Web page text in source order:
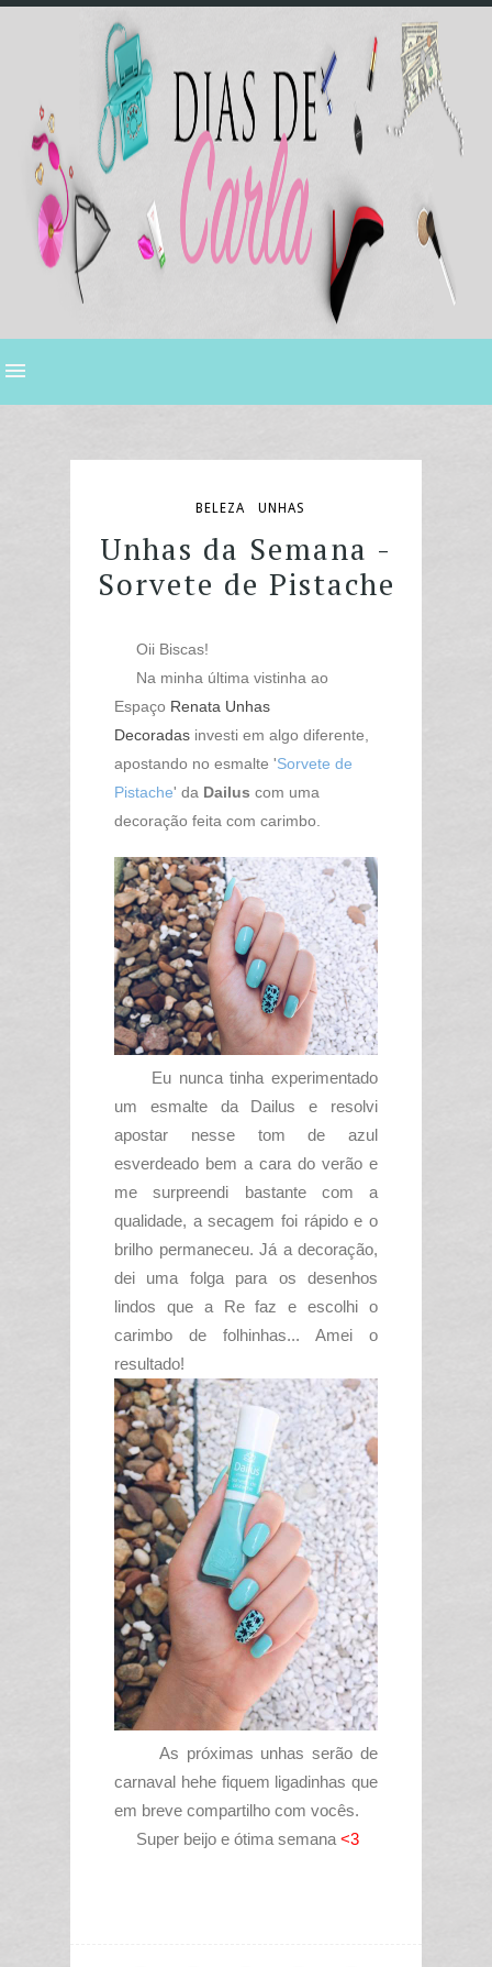
BELEZA UNHAS
Unhas da Semana -
Sorvete de Pistache
Oii Biscas!
Na minha última vistinha ao
Espaço Renata Unhas
Decoradas investi em algo diferente,
apostando no esmalte 'Sorvete de
Pistache' da Dailus com uma
decoração feita com carimbo.
Eu nunca tinha experimentado
um esmalte da Dailus e resolvi
apostar nesse tom de azul
esverdeado bem a cara do verão e
me surpreendi bastante com a
qualidade, a secagem foi rápido e o
brilho permaneceu. Já a decoração,
dei uma folga para os desenhos
lindos que a Re faz e escolhi o
carimbo de folhinhas... Amei o
resultado!
As próximas unhas serão de
carnaval hehe fiquem ligadinhas que
em breve compartilho com vocês.
Super beijo e ótima semana <3